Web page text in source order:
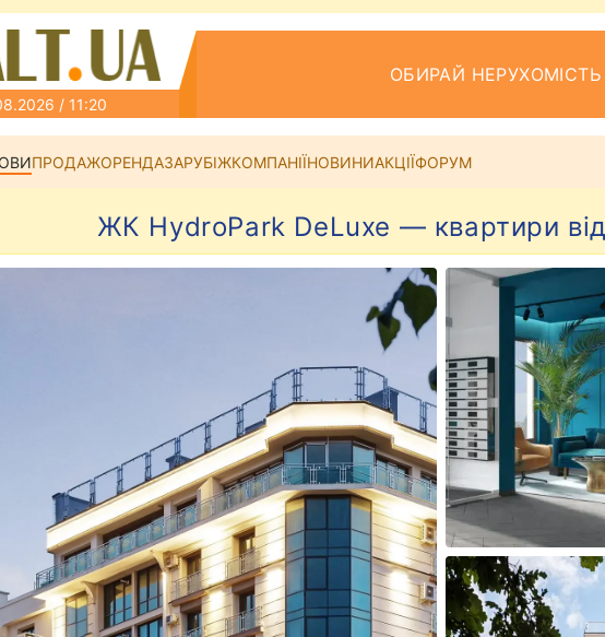
/ 11:20
ОБИРАЙ
ПРОДАЖОРЕНДАЗАРУБІЖКОМПАНІЇНОВИНИАКЦІЇФОРУМ
ЖК HydroPark DeLuxe — квартири